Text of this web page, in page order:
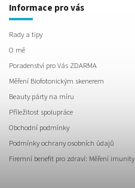
Informace pro vás
Rady a tipy
O mě
Poradenství pro Vás ZDARMA
Měření Biofotonickým skenerem
Beauty párty na míru
Příležitost spolupráce
Obchodní podmínky
Podmínky ochrany osobních údajů
Firemní benefit pro zdraví: Měření imunity